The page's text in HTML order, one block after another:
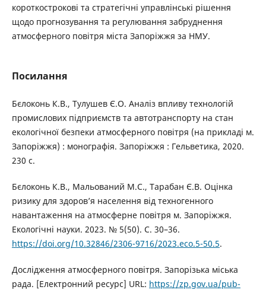
короткострокові та стратегічні управлінські рішення
щодо прогнозування та регулювання забруднення
атмосферного повітря міста Запоріжжя за НМУ.
Посилання
Бєлоконь К.В., Тулушев Є.О. Аналіз впливу технологій
промислових підприємств та автотранспорту на стан
екологічної безпеки атмосферного повітря (на прикладі м.
Запоріжжя) : монографія. Запоріжжя : Гельветика, 2020.
230 с.
Бєлоконь К.В., Мальований М.С., Тарабан Є.В. Оцінка
ризику для здоров’я населення від техногенного
навантаження на атмосферне повітря м. Запоріжжя.
Екологічні науки. 2023. № 5(50). C. 30–36.
https://doi.org/10.32846/2306-9716/2023.eco.5-50.5.
Дослідження атмосферного повітря. Запорізька міська
рада. [Електронний ресурс] URL: https://zp.gov.ua/pub-